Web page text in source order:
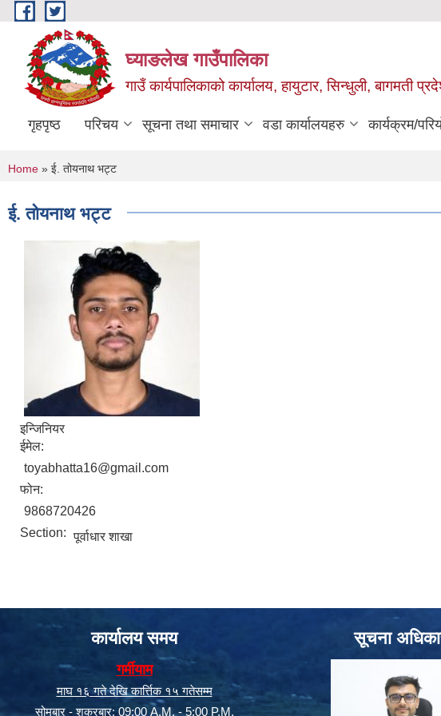
Skip to main content
घ्याङलेख गाउँपालिका
गाउँ कार्यपालिकाको कार्यालय, हायुटार, सिन्धुली, बागमती
गृहपृष्ठ परिचय सूचना तथा समाचार वडा कार्यालयहरु कार्यक्रम/
You are here
Home » ई. तोयनाथ भट्ट
ई. तोयनाथ भट्ट
इन्जिनियर
ईमेल:
toyabhatta16@gmail.com
फोन:
9868720426
Section: पूर्वाधार शाखा
कार्यालय समय
गर्मीयाम
माघ १६ गते देखि कार्त्तिक १५ गतेसम्म
सोमबार - शक्रबार: 09:00 A.M. - 5:00 P.M.
सूचना